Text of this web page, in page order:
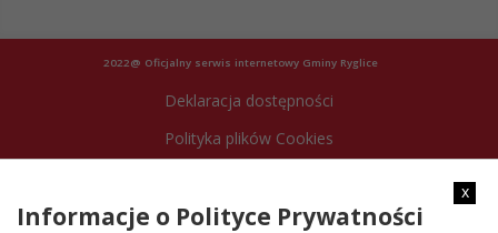
2022@ Oficjalny serwis internetowy Gminy Ryglice
Deklaracja dostępności
Polityka plików Cookies
x
Informacje o Polityce Prywatności